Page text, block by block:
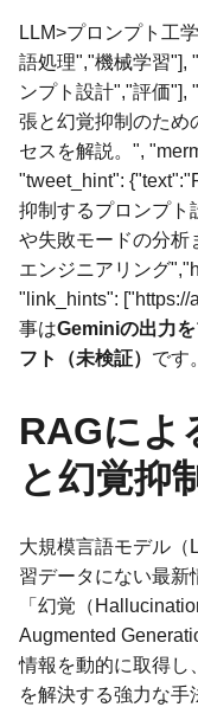
LLM>プロンプト工
語処理","機械学習"],
ンプト設計","評価"],
張と幻覚抑制のため
セスを解説。",
"tweet_hint":
抑制するプロンプト
や失敗モードの分析
エンジニアリング
"link_hints": ["https://
事はGeminiの出力
フト（未検証） です。
RAGによ
と幻覚抑
大規模言語モデル（
習データにない最新
「幻覚（
Augmented
情報を動的に取得し
を解決する強力な